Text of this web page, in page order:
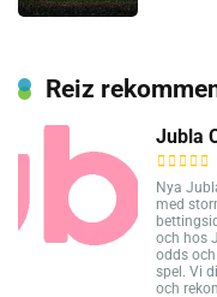
Reiz
Jubla
Nya
med
och hos
odds
spel. Vi
och